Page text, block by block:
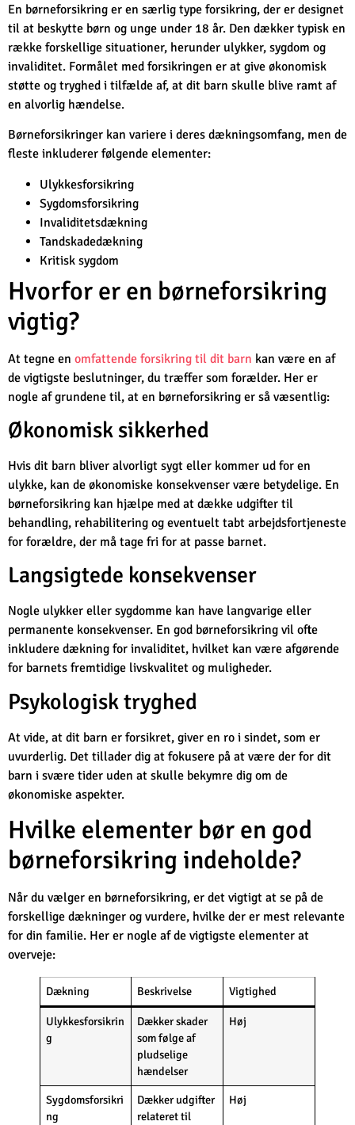
En børneforsikring er en særlig type forsikring, der er designet
til at beskytte børn og unge under 18 år. Den dækker typisk en
række forskellige situationer, herunder ulykker, sygdom og
invaliditet. Formålet med forsikringen er at give økonomisk
støtte og tryghed i tilfælde af, at dit barn skulle blive ramt af
en alvorlig hændelse.
Børneforsikringer kan variere i deres dækningsomfang, men de
fleste inkluderer følgende elementer:
Ulykkesforsikring
Sygdomsforsikring
Invaliditetsdækning
Tandskadedækning
Kritisk sygdom
Hvorfor er en børneforsikring
vigtig?
At tegne en omfattende forsikring til dit barn kan være en af
de vigtigste beslutninger, du træffer som forælder. Her er
nogle af grundene til, at en børneforsikring er så væsentlig:
Økonomisk sikkerhed
Hvis dit barn bliver alvorligt sygt eller kommer ud for en
ulykke, kan de økonomiske konsekvenser være betydelige. En
børneforsikring kan hjælpe med at dække udgifter til
behandling, rehabilitering og eventuelt tabt arbejdsfortjeneste
for forældre, der må tage fri for at passe barnet.
Langsigtede konsekvenser
Nogle ulykker eller sygdomme kan have langvarige eller
permanente konsekvenser. En god børneforsikring vil ofte
inkludere dækning for invaliditet, hvilket kan være afgørende
for barnets fremtidige livskvalitet og muligheder.
Psykologisk tryghed
At vide, at dit barn er forsikret, giver en ro i sindet, som er
uvurderlig. Det tillader dig at fokusere på at være der for dit
barn i svære tider uden at skulle bekymre dig om de
økonomiske aspekter.
Hvilke elementer bør en god
børneforsikring indeholde?
Når du vælger en børneforsikring, er det vigtigt at se på de
forskellige dækninger og vurdere, hvilke der er mest relevante
for din familie. Her er nogle af de vigtigste elementer at
overveje:
Dækning Beskrivelse Vigtighed
Ulykkesforsikrin
g
Dækker skader
som følge af
pludselige
hændelser
Høj
Sygdomsforsikri
ng
Dækker udgifter
relateret til
Høj